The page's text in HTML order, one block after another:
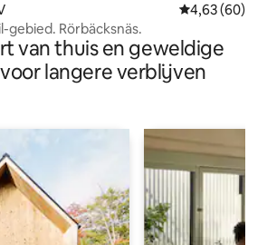
Gemiddelde
4,63 (60)
gebied. Rörbäcksnäs.
van thuis en geweldige
langere verblijven